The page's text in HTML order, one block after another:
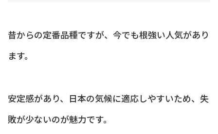
昔からの定番品種ですが、今でも根強い人気があり
ます。
安定感があり、日本の気候に適応しやすいため、失
敗が少ないのが魅力です。